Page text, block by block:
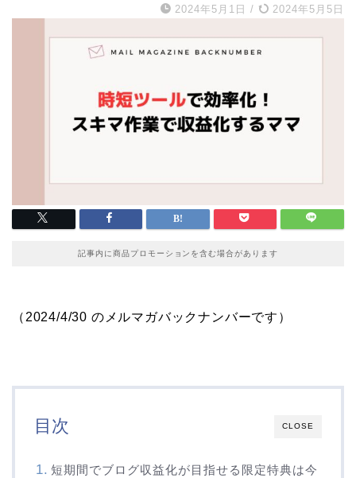
2024年5月1日 / 2024年5月5日
記事内に商品プロモーションを含む場合があります
（2024/4/30 のメルマガバックナンバーです）
CLOSE
目次
短期間でブログ収益化が目指せる限定特典は今